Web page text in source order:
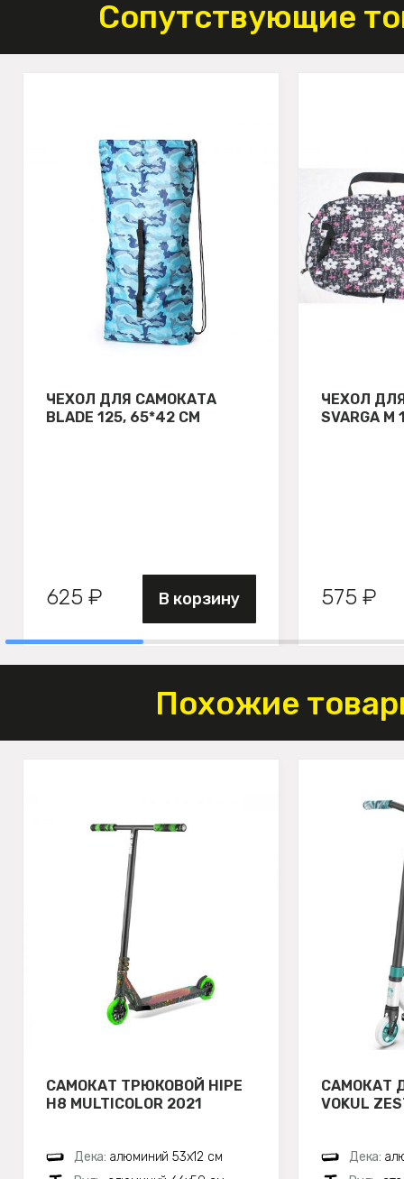
Сопутствующие
ЧЕХОЛ ДЛЯ САМОКАТА
BLADE 125, 65*42 СМ
625 ₽ В корзину
ЧЕХОЛ
SVARGA М
575 ₽
Похожие
САМОКАТ ТРЮКОВОЙ HIPE
H8 MULTICOLOR 2021
Дека: алюминий 53х12 см
САМОКАТ
VOKUL
Дека: